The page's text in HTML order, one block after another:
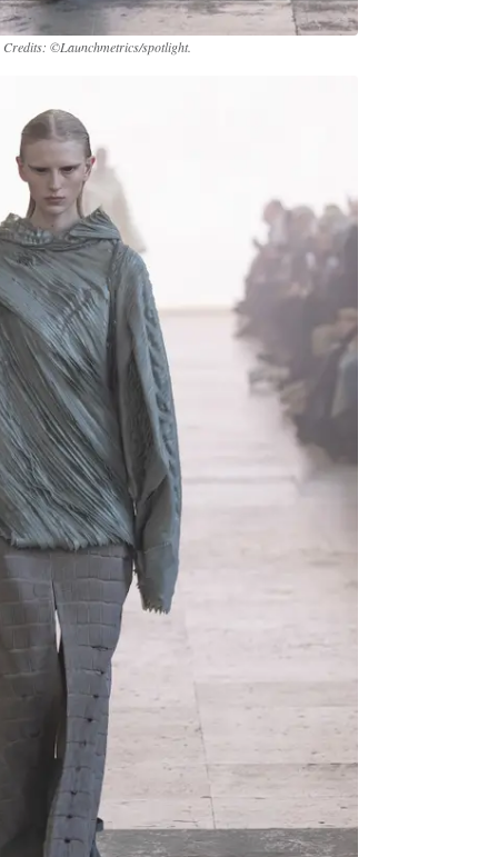
Credits: ©Launchmetrics/spotlight.